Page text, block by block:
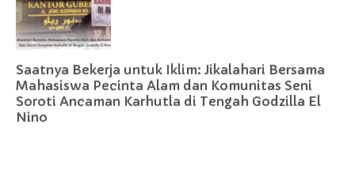
Saatnya Bekerja untuk Iklim: Jikalahari Bersama
Mahasiswa Pecinta Alam dan Komunitas Seni
Soroti Ancaman Karhutla di Tengah Godzilla El
Nino